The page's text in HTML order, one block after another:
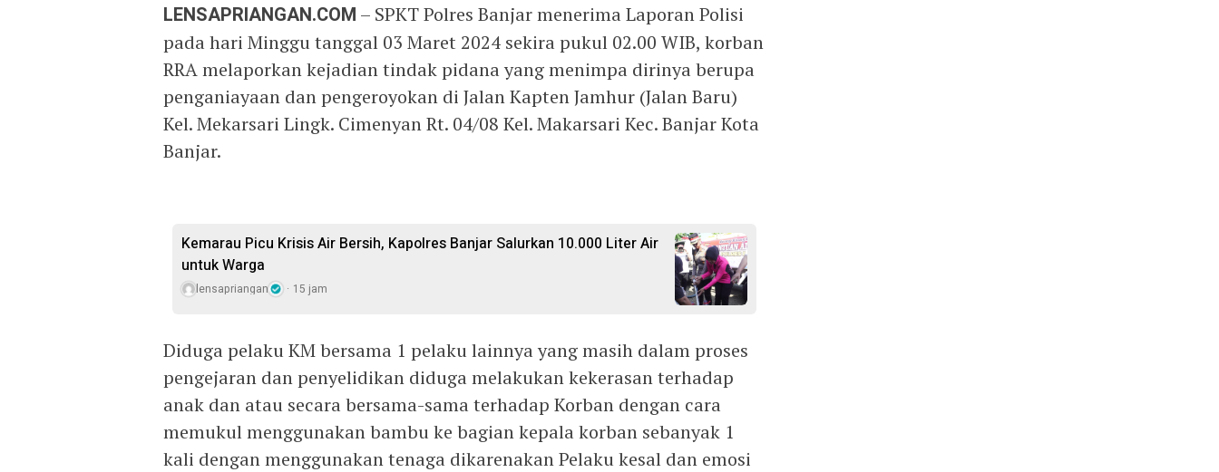
LENSAPRIANGAN.COM – SPKT Polres Banjar menerima Laporan Polisi
pada hari Minggu tanggal 03 Maret 2024 sekira pukul 02.00 WIB, korban
RRA melaporkan kejadian tindak pidana yang menimpa dirinya berupa
penganiayaan dan pengeroyokan di Jalan Kapten Jamhur (Jalan Baru)
Kel. Mekarsari Lingk. Cimenyan Rt. 04/08 Kel. Makarsari Kec. Banjar Kota
Banjar.
Kemarau Picu Krisis Air Bersih, Kapolres Banjar Salurkan 10.000 Liter Air
untuk Warga
lensapriangan 15 jam
Diduga pelaku KM bersama 1 pelaku lainnya yang masih dalam proses
pengejaran dan penyelidikan diduga melakukan kekerasan terhadap
anak dan atau secara bersama-sama terhadap Korban dengan cara
memukul menggunakan bambu ke bagian kepala korban sebanyak 1
kali dengan menggunakan tenaga dikarenakan Pelaku kesal dan emosi